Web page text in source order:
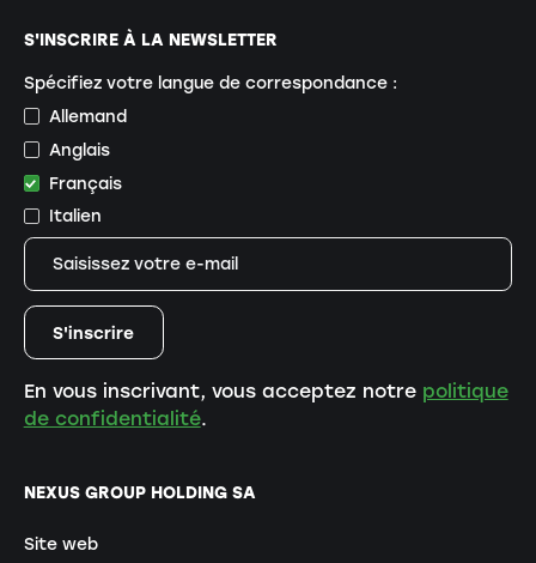
NEXUS GROUP HOLDING SA
Site web
S'INSCRIRE À LA NEWSLETTER
Spécifiez votre langue de correspondance :
Allemand
Anglais
Français
Italien
En vous inscrivant, vous acceptez notre politique
de confidentialité.